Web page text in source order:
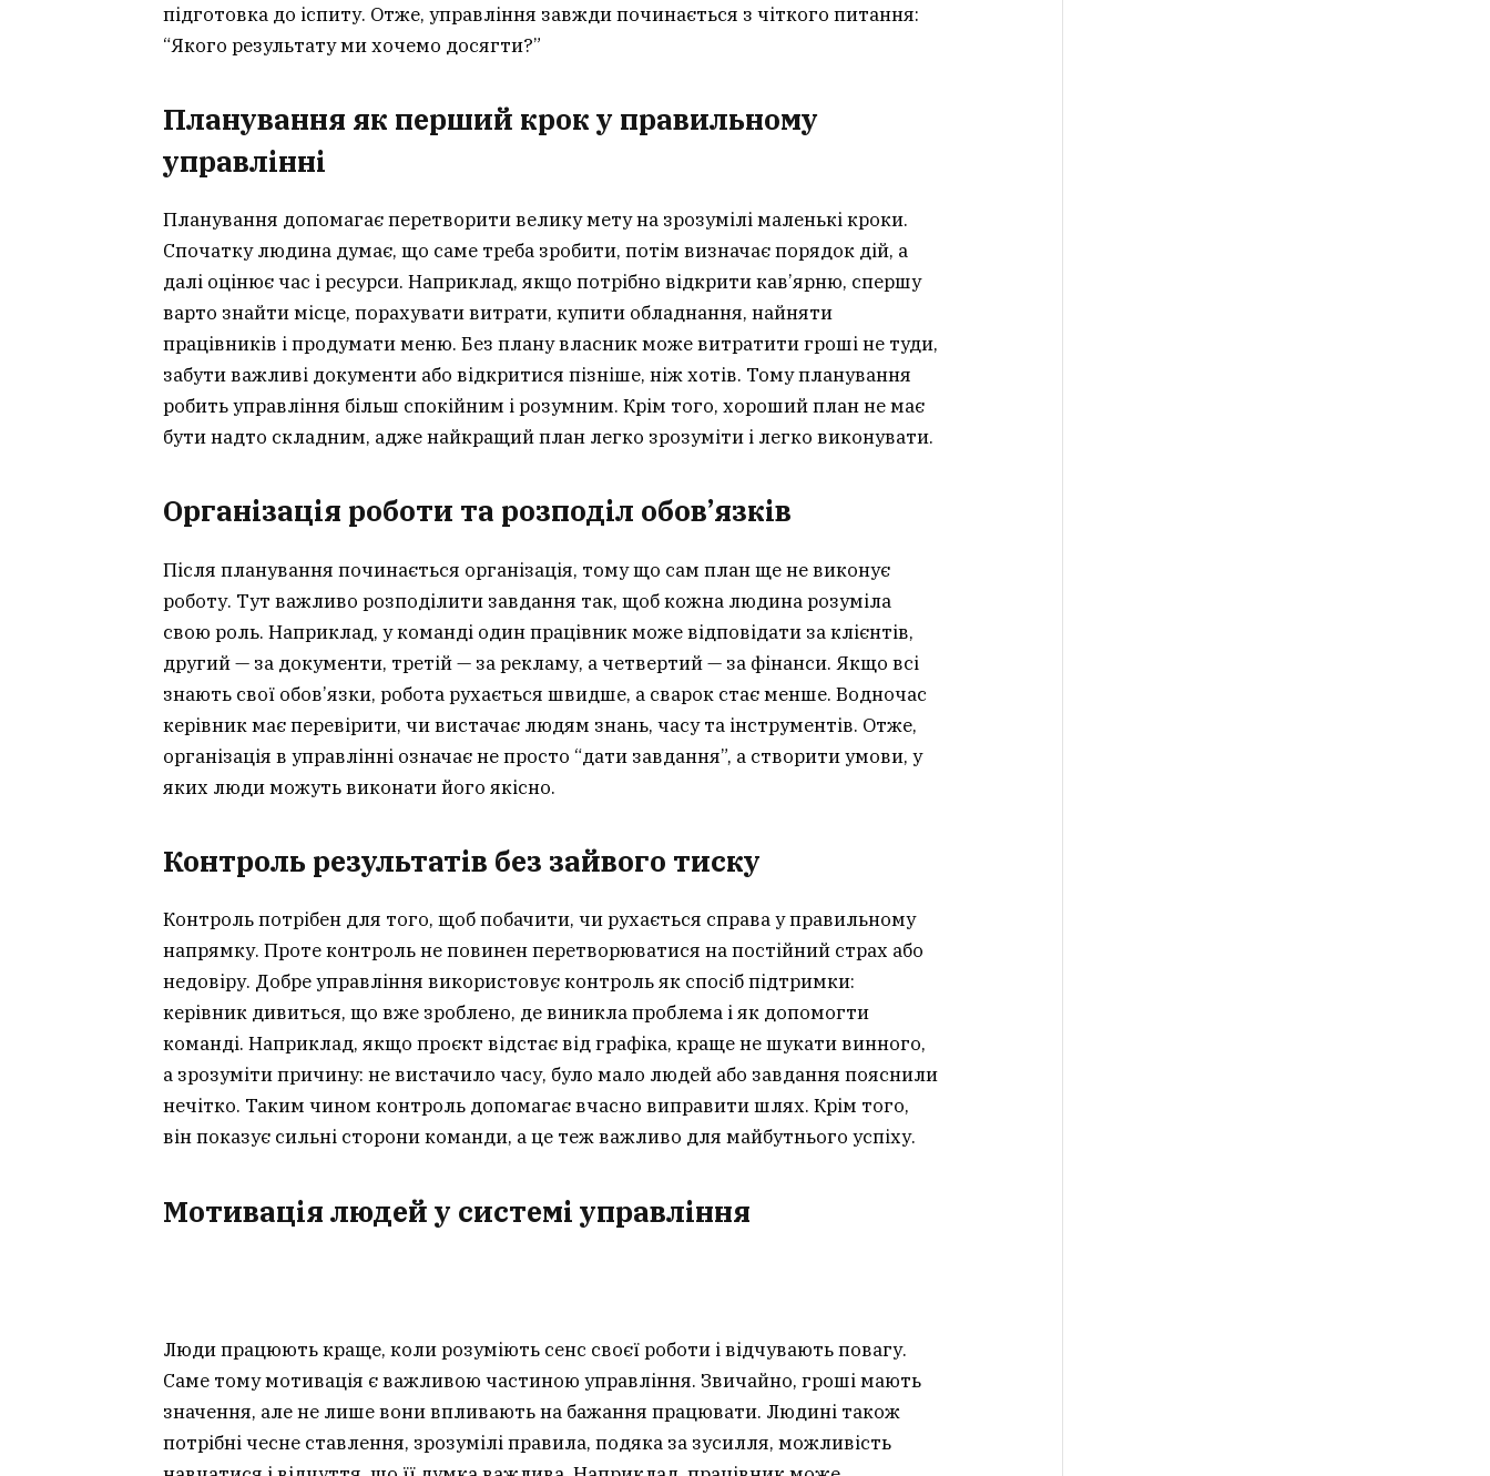
підготовка до іспиту. Отже, управління завжди починається з чіткого питання:
“Якого результату ми хочемо досягти?”
Планування як перший крок у правильному
управлінні
Планування допомагає перетворити велику мету на зрозумілі маленькі кроки.
Спочатку людина думає, що саме треба зробити, потім визначає порядок дій, а
далі оцінює час і ресурси. Наприклад, якщо потрібно відкрити кав’ярню, спершу
варто знайти місце, порахувати витрати, купити обладнання, найняти
працівників і продумати меню. Без плану власник може витратити гроші не туди,
забути важливі документи або відкритися пізніше, ніж хотів. Тому планування
робить управління більш спокійним і розумним. Крім того, хороший план не має
бути надто складним, адже найкращий план легко зрозуміти і легко виконувати.
Організація роботи та розподіл обов’язків
Після планування починається організація, тому що сам план ще не виконує
роботу. Тут важливо розподілити завдання так, щоб кожна людина розуміла
свою роль. Наприклад, у команді один працівник може відповідати за клієнтів,
другий — за документи, третій — за рекламу, а четвертий — за фінанси. Якщо всі
знають свої обов’язки, робота рухається швидше, а сварок стає менше. Водночас
керівник має перевірити, чи вистачає людям знань, часу та інструментів. Отже,
організація в управлінні означає не просто “дати завдання”, а створити умови, у
яких люди можуть виконати його якісно.
Контроль результатів без зайвого тиску
Контроль потрібен для того, щоб побачити, чи рухається справа у правильному
напрямку. Проте контроль не повинен перетворюватися на постійний страх або
недовіру. Добре управління використовує контроль як спосіб підтримки:
керівник дивиться, що вже зроблено, де виникла проблема і як допомогти
команді. Наприклад, якщо проєкт відстає від графіка, краще не шукати винного,
а зрозуміти причину: не вистачило часу, було мало людей або завдання пояснили
нечітко. Таким чином контроль допомагає вчасно виправити шлях. Крім того,
він показує сильні сторони команди, а це теж важливо для майбутнього успіху.
Мотивація людей у системі управління
Люди працюють краще, коли розуміють сенс своєї роботи і відчувають повагу.
Саме тому мотивація є важливою частиною управління. Звичайно, гроші мають
значення, але не лише вони впливають на бажання працювати. Людині також
потрібні чесне ставлення, зрозумілі правила, подяка за зусилля, можливість